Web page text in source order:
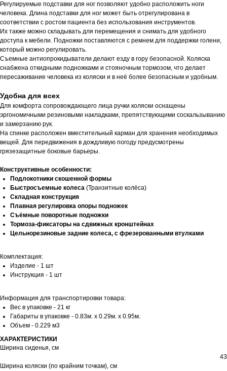
Регулируемые подставки для ног позволяют удобно расположить ноги
человека. Длина подставки для ног может быть отрегулирована в
соответствии с ростом пациента без использования инструментов.
Их также можно складывать для перемещения и снимать для удобного
доступа к мебели. Подножки поставляются с ремнем для поддержки голени,
который можно регулировать.
Съемные антиопрокидыватели делают езду в гору безопасной. Коляска
снабжена откидными подножками и стояночным тормозом, что делает
пересаживание человека из коляски и в неё более безопасным и удобным.
Удобна для всех
Для комфорта сопровождающего лица ручки коляски оснащены
эргономичными резиновыми накладками, препятствующими соскальзыванию
и замерзанию рук.
На спинке расположен вместительный карман для хранения необходимых
вещей. Для передвижения в дождливую погоду предусмотрены
грязезащитные боковые барьеры.
Конструктивные особенности:
Подлокотники скошенной формы
Быстросъемные колеса (Транзитные колёса)
Складная конструкция
Плавная регулировка опоры подножек
Съёмные поворотные подножки
Тормоза-фиксаторы на сдвижных кронштейнах
Цельнорезиновые задние колеса, с фрезерованными втулками
Комплектация:
Изделие - 1 шт
Инструкция - 1 шт
Информация для транспортировки товара:
Вес в упаковке - 21 кг
Габариты в упаковке - 0.83м. x 0.29м. x 0.95м.
Объем - 0.229 м3
ХАРАКТЕРИСТИКИ
Ширина сиденья, см
43
Ширина коляски (по крайним точкам), см